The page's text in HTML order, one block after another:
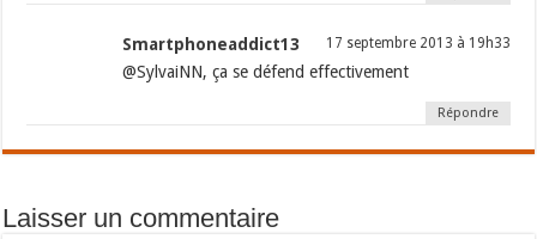
Smartphoneaddict13 17 septembre 2013 à 19h33
@SylvaiNN, ça se défend effectivement
Répondre
Laisser un commentaire